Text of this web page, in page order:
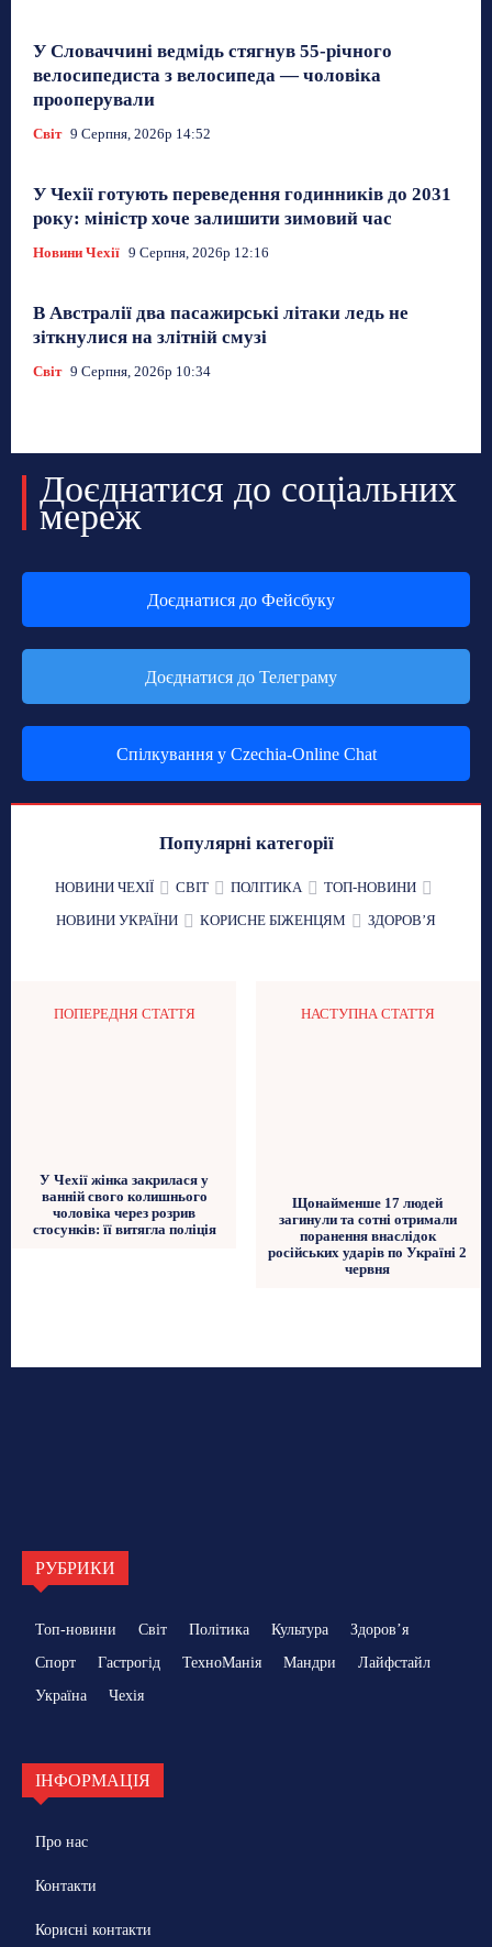
У Словаччині ведмідь стягнув 55-річного
велосипедиста з велосипеда — чоловіка
прооперували
Світ 9 Серпня, 2026р 14:52
У Чехії готують переведення годинників до 2031
року: міністр хоче залишити зимовий час
Новини Чехії 9 Серпня, 2026р 12:16
В Австралії два пасажирські літаки ледь не
зіткнулися на злітній смузі
Світ 9 Серпня, 2026р 10:34
Доєднатися до соціальних
мереж
Доєднатися до Фейсбуку
Доєднатися до Телеграму
Спілкування у Czechia-Online Chat
Популярні категорії
НОВИНИ ЧЕХІЇ СВІТ ПОЛІТИКА
ТОП-НОВИНИ
НОВИНИ УКРАЇНИ
КОРИСНЕ БІЖЕНЦЯМ ЗДОРОВʼЯ
ПОПЕРЕДНЯ СТАТТЯ
У Чехії жінка закрилася у
ванній свого колишнього
чоловіка через розрив
стосунків: її витягла поліція
НАСТУПНА СТАТТЯ
Щонайменше 17 людей
загинули та сотні отримали
поранення внаслідок
російських ударів по Україні 2
червня
РУБРИКИ
Топ-новини Світ Політика Культура
Здоровʼя
Спорт
Гастрогід ТехноМанія Мандри
Лайфстайл
Україна
Чехія
ІНФОРМАЦІЯ
Про нас
Контакти
Корисні контакти